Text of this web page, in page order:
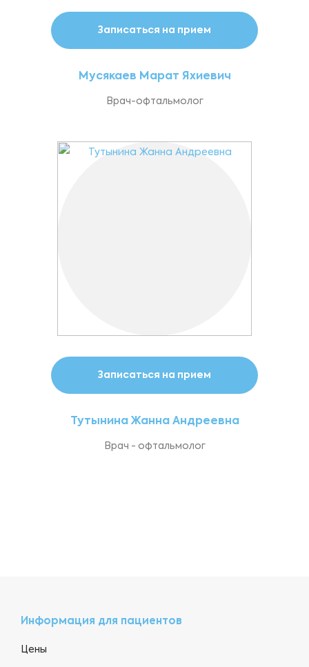
Записаться на прием
Мусякаев Марат Яхиевич
Врач-офтальмолог
Записаться на прием
Тутынина Жанна Андреевна
Врач - офтальмолог
Информация для пациентов
Цены